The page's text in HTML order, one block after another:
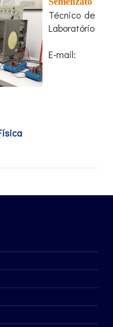
Técnico de
Laboratório
E-mail: